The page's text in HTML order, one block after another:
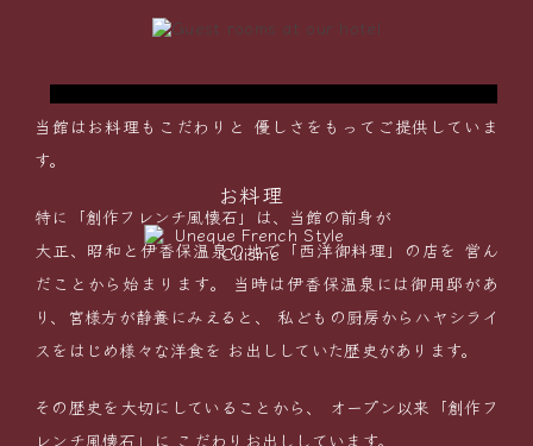
おすすめ！いつもと違うふたりきりの”非日常
お料理
当館はお料理もこだわりと 優しさをもってご提供していま
す。
特に「創作フレンチ風懐石」は、当館の前身が
大正、昭和と伊香保温泉の地で「西洋御料理」の店を 営ん
だことから始まります。
当時は伊香保温泉には御用邸があ
り、宮様方が静養にみえると、
私どもの厨房からハヤシライ
スをはじめ様々な洋食を お出ししていた歴史があります。
その歴史を大切にしていることから、
オープン以来「創作フ
レンチ風懐石」に こだわりお出ししています。